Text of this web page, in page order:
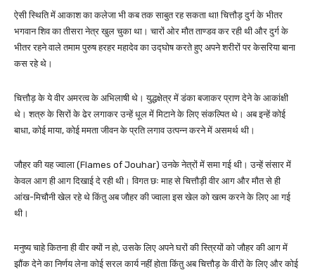
ऐसी स्थिति में आकाश का कलेजा भी कब तक साबुत रह सकता था! चित्तौड़ दुर्ग के भीतर
भगवान शिव का तीसरा नेत्र खुल चुका था। चारों ओर मौत ताण्डव कर रही थी और दुर्ग के
भीतर रहने वाले तमाम पुरुष हरहर महादेव का उद्घोष करते हुए अपने शरीरों पर केसरिया बाना
कस रहे थे।
चित्तौड़ के ये वीर अमरत्व के अभिलाषी थे। युद्धक्षेत्र में डंका बजाकर प्राण देने के आकांक्षी
थे। शत्रु के सिरों के ढेर लगाकर उन्हें धूल में मिटाने के लिए संकल्पित थे। अब इन्हें कोई
बाधा, कोई माया, कोई ममता जीवन के प्रति लगाव उत्पन्न करने में असमर्थ थी।
जौहर की यह ज्वाला (Flames of Jouhar) उनके नेत्रों में समा गई थी। उन्हें संसार में
केवल आग ही आग दिखाई दे रही थी। विगत छः माह से चित्तौड़ी वीर आग और मौत से ही
आंख-मिचौनी खेल रहे थे किंतु अब जौहर की ज्वाला इस खेल को खत्म करने के लिए आ गई
थी।
मनुष्य चाहे कितना ही वीर क्यों न हो, उसके लिए अपने घरों की स्त्रियों को जौहर की आग में
झौंक देने का निर्णय लेना कोई सरल कार्य नहीं होता किंतु अब चित्तौड़ के वीरों के लिए और कोई